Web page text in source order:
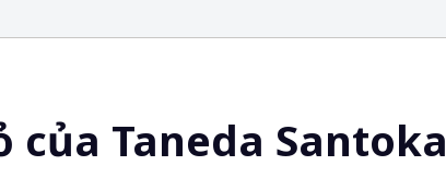
Taneda Santoka